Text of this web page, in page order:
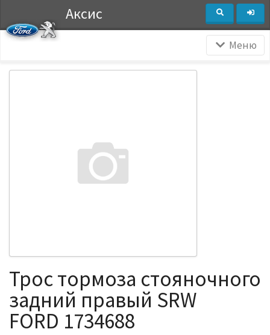
Аксис
Меню
Трос тормоза стояночного
задний правый SRW
FORD 1734688